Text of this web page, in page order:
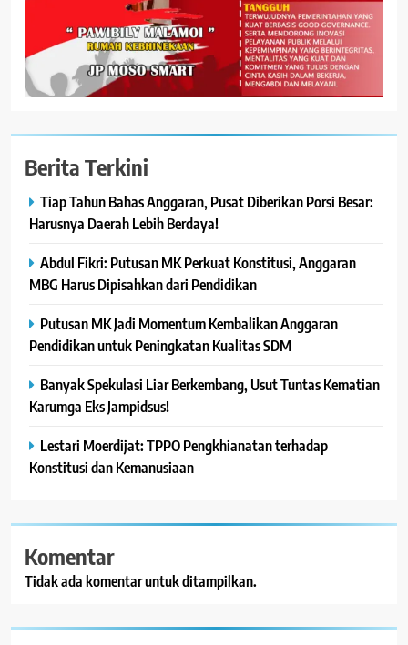
Berita Terkini
Tiap Tahun Bahas Anggaran, Pusat Diberikan Porsi Besar:
Harusnya Daerah Lebih Berdaya!
Abdul Fikri: Putusan MK Perkuat Konstitusi, Anggaran
MBG Harus Dipisahkan dari Pendidikan
Putusan MK Jadi Momentum Kembalikan Anggaran
Pendidikan untuk Peningkatan Kualitas SDM
Banyak Spekulasi Liar Berkembang, Usut Tuntas Kematian
Karumga Eks Jampidsus!
Lestari Moerdijat: TPPO Pengkhianatan terhadap
Konstitusi dan Kemanusiaan
Komentar
Tidak ada komentar untuk ditampilkan.